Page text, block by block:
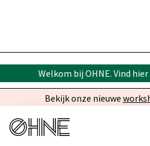
Welkom bij OHNE. Vind hier
Bekijk onze nieuwe